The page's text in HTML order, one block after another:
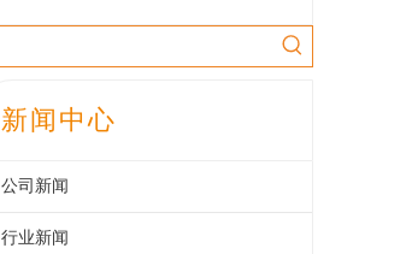
新闻中心
公司新闻
行业新闻